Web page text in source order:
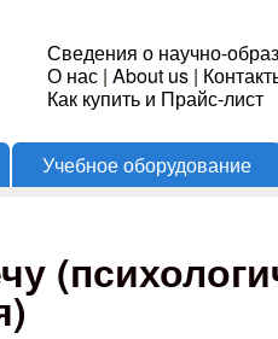
Сведения о научно-
О нас | About us |
Как купить и Прайс-лист
Учебное оборудование